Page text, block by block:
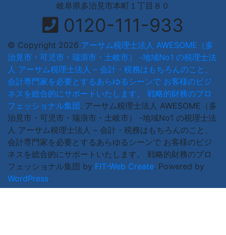
岐阜県多治見市本町１丁目８０
0120-111-933
© Copyright 2026 アーサム税理士法人 AWESOME（多
治見市・可児市・瑞浪市・土岐市） -地域No1 の税理士法
人 アーサム税理士法人 – 会計・税務はもちろんのこと、
会計専門家を必要とするあらゆるシーンで お客様のビジ
ネスを総合的にサポートいたします。 戦略的財務のプロ
フェッショナル集団. アーサム税理士法人 AWESOME（多
治見市・可児市・瑞浪市・土岐市） -地域No1 の税理士法
人 アーサム税理士法人 – 会計・税務はもちろんのこと、
会計専門家を必要とするあらゆるシーンで お客様のビジ
ネスを総合的にサポートいたします。 戦略的財務のプロ
フェッショナル集団 by FIT-Web Create. Powered by
WordPress.